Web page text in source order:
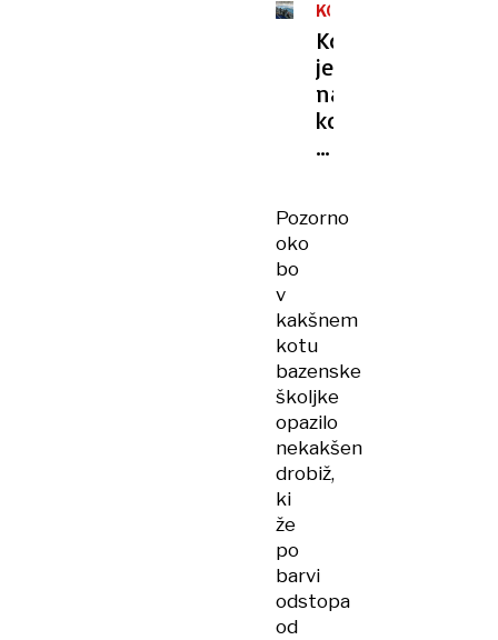
KOPALIŠČE
ILIRIJA
Kdaj
je
na
kopališču
Ilirija
plavati?
Pozorno
oko
bo
v
kakšnem
kotu
bazenske
školjke
opazilo
nekakšen
drobiž,
ki
že
po
barvi
odstopa
od